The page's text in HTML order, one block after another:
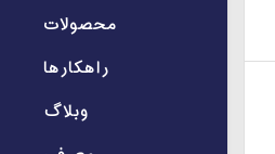
محصولات
راهکارها
وبلاگ